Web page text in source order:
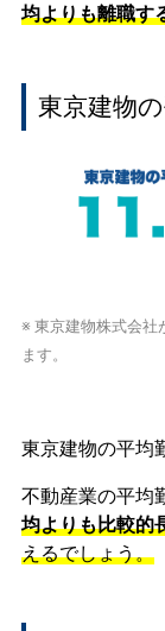
均よりも離職す
東京建物
※ 東京建物株式会社
ます。
東京建物の平均
不動産業の平均
均よりも比較的
えるでしょう。